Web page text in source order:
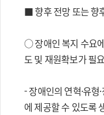
■ 향후 전망 또는 향
○ 장애인 복지 수요
도 및 재원확보가 필요
- 장애인의 연혁·유형
에 제공할 수 있도록